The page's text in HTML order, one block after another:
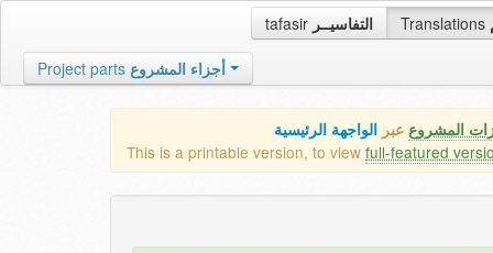
tafasir التفاسيــر Translations
Project parts أجزاء المشروع
المشروع عبر الواجهة الرئيسية
This is a printable version, to view full-featured